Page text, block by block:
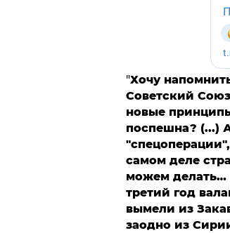
"Хочу
Советский
новые
поспешна? (...)
самом деле
можем делать…
третий год
вымели из
заодно из